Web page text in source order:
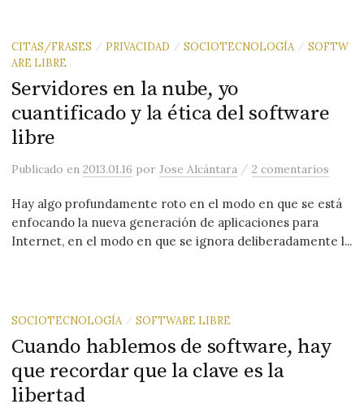
CITAS/FRASES / PRIVACIDAD / SOCIOTECNOLOGÍA / SOFTW
ARE LIBRE
Servidores en la nube, yo
cuantificado y la ética del software
libre
Publicadoen2013.01.16 porJose Alcántara /2 comentarios
Hay algo profundamente roto en el modo en que se está
enfocando la nueva generación de aplicaciones para
Internet, en el modo en que se ignora deliberadamente l...
SOCIOTECNOLOGÍA / SOFTWARE LIBRE
Cuando hablemos de software, hay
que recordar que la clave es la
libertad